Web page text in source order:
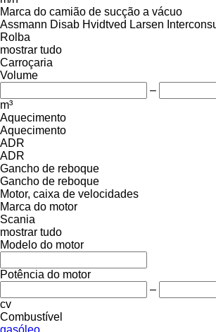
Marca do camião de sucção a vácuo
Assmann Disab Hvidtved Larsen
Rolba
mostrar tudo
Carroçaria
Volume
–
m³
Aquecimento
Aquecimento
ADR
ADR
Gancho de reboque
Gancho de reboque
Motor, caixa de velocidades
Marca do motor
Scania
mostrar tudo
Modelo do motor
Potência do motor
–
cv
Combustível
gasóleo